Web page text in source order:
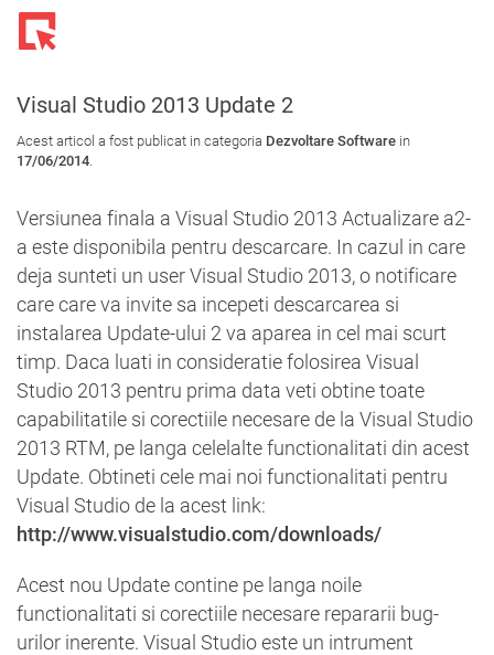
Visual Studio 2013 Update 2
Acest articol a fost publicat in categoria Dezvoltare Software in
17/06/2014.
Versiunea finala a Visual Studio 2013 Actualizare a2-
a este disponibila pentru descarcare. In cazul in care
deja sunteti un user Visual Studio 2013, o notificare
care care va invite sa incepeti descarcarea si
instalarea Update-ului 2 va aparea in cel mai scurt
timp. Daca luati in consideratie folosirea Visual
Studio 2013 pentru prima data veti obtine toate
capabilitatile si corectiile necesare de la Visual Studio
2013 RTM, pe langa celelalte functionalitati din acest
Update. Obtineti cele mai noi functionalitati pentru
Visual Studio de la acest link:
http://www.visualstudio.com/downloads/
Acest nou Update contine pe langa noile
functionalitati si corectiile necesare repararii bug-
urilor inerente. Visual Studio este un intrument